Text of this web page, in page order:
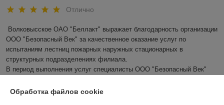
Отлично
Волковысское ОАО "Беллакт" выражает благодарность организации
ООО "Безопасный Век" за качественное оказание услуг по
испытаниям лестниц пожарных наружных стационарных в
структурных подразделениях филиала.
В период выполнения услуг специалисты ООО "Безопасный Век"
реализации договорных обязательств. Услуги были выполнены
Обработка файлов cookie